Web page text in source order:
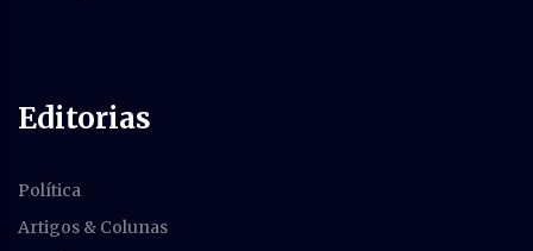
Editorias
Política
Artigos & Colunas